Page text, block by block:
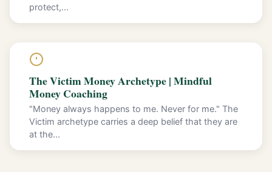
protect,...
The Victim Money Archetype | Mindful
Money Coaching
"Money always happens to me. Never for me." The
Victim archetype carries a deep belief that they are
at the...